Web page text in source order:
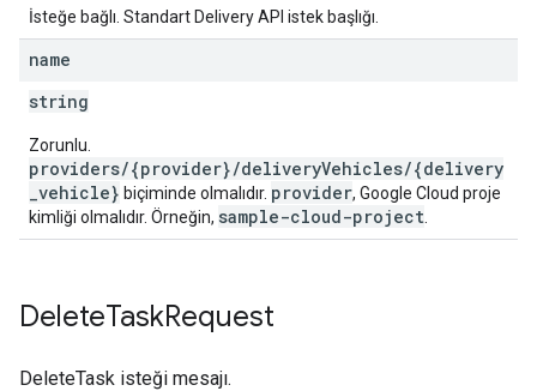
İsteğe bağlı. Standart Delivery API istek başlığı.
name
string
Zorunlu.
providers/{provider}/deliveryVehicles/{delivery
_vehicle} biçiminde olmalıdır. provider, Google Cloud proje
kimliği olmalıdır. Örneğin, sample-cloud-project
DeleteTaskRequest
DeleteTask isteği mesajı.